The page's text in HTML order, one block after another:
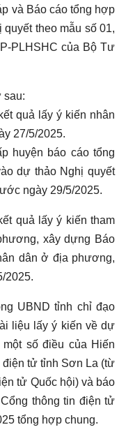
và Báo cáo tổng hợp
theo mẫu số 01,
PLHSHC của Bộ Tư
sau:
quả lấy ý kiến nhân
27/5/2025.
huyện báo cáo tổng
dự thảo Nghị quyết
ngày 29/5/2025.
quả lấy ý kiến tham
xây dựng Báo
dân ở địa phương,
2025.
UBND tỉnh chỉ đạo
liệu lấy ý kiến về dự
số điều của Hiến
điện tử tỉnh Sơn La (từ
tử Quốc hội) và báo
thông tin điện tử
tổng hợp chung.